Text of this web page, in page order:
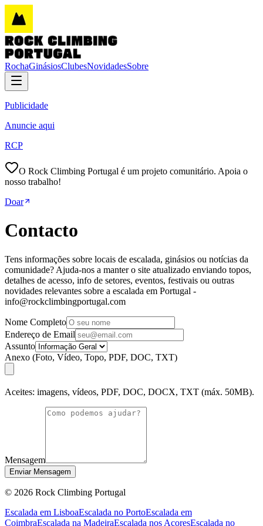
RochaGinásiosClubesNovidadesSobre
Publicidade
Anuncie aqui
RCP
O Rock Climbing Portugal é um projeto comunitário. Apoia o
nosso trabalho!
Doar
Contacto
Tens informações sobre locais de escalada, ginásios ou notícias da
comunidade? Ajuda-nos a manter o site atualizado enviando topos,
detalhes de acesso, info de setores, eventos, festivais ou outras
novidades relevantes sobre a escalada em Portugal -
info@rockclimbingportugal.com
Nome Completo
Endereço de Email
Assunto
Anexo (Foto, Vídeo, Topo, PDF, DOC, TXT)
Aceites: imagens, vídeos, PDF, DOC, DOCX, TXT (máx. 50MB).
Mensagem
Enviar Mensagem
© 2026 Rock Climbing Portugal
Escalada em LisboaEscalada no PortoEscalada em
CoimbraEscalada na MadeiraEscalada nos AçoresEscalada no